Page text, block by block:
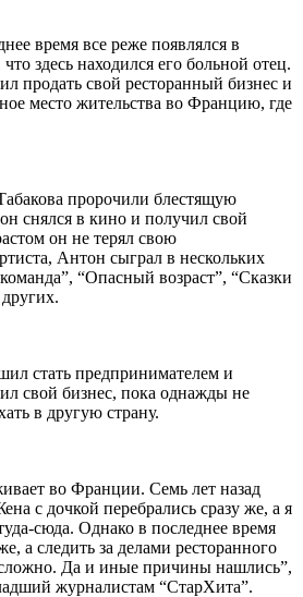
время все реже появлялся в
здесь находился его больной отец.
продать свой ресторанный бизнес и
место жительства во Францию, где
пророчили блестящую
снялся в кино и получил свой
он не терял свою
Антон сыграл в нескольких
“Опасный возраст”, “Сказки
стать предпринимателем и
свой бизнес, пока однажды не
в другую страну.
во Франции. Семь лет назад
с дочкой перебрались сразу же, а я
сюда. Однако в последнее время
а следить за делами ресторанного
сложно. Да и иные причины нашлись”,
журналистам “СтарХита”.